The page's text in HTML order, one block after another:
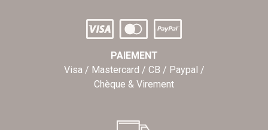
PAIEMENT
Visa / Mastercard / CB / Paypal /
Chèque & Virement